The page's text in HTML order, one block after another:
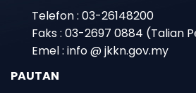
Telefon : 03-26148200
Faks : 03-2697 0884 (Talian
Emel : info @ jkkn.gov.my
PAUTAN